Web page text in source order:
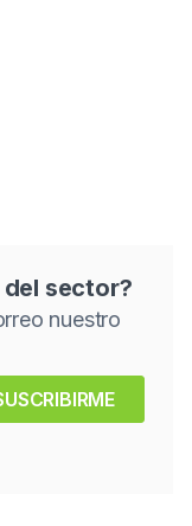
sector?
nuestro